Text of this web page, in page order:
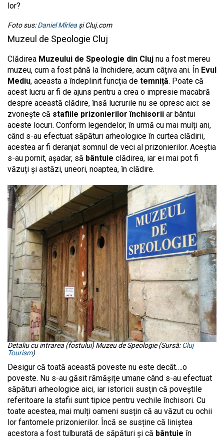
lor?
Foto sus:Daniel Mîrlea și Cluj.com
Muzeul de Speologie Cluj
Clădirea Muzeului de Speologie din Cluj nu a fost mereu
muzeu, cum a fost până la închidere, acum câțiva ani. În Evul
Mediu, aceasta a îndeplinit funcția de temniță. Poate că
acest lucru ar fi de ajuns pentru a crea o impresie macabră
despre această clădire, însă lucrurile nu se opresc aici: se
zvonește că stafiile prizonierilor închisorii ar bântui
aceste locuri. Conform legendelor, în urmă cu mai mulți ani,
când s-au efectuat săpături arheologice în curtea clădirii,
acestea ar fi deranjat somnul de veci al prizonierilor. Aceștia
s-au pornit, așadar, să bântuie clădirea, iar ei mai pot fi
văzuți și astăzi, uneori, noaptea, în clădire.
Detaliu cu intrarea (fostului) Muzeu de Speologie (Sursă:Cluj
Tourism)
Desigur că toată această poveste nu este decât….o
poveste. Nu s-au găsit rămășițe umane când s-au efectuat
săpături arheologice aici, iar istoricii susțin că poveștile
referitoare la stafii sunt tipice pentru vechile închisori. Cu
toate acestea, mai mulți oameni susțin că au văzut cu ochii
lor fantomele prizonierilor. Încă se susține că liniștea
acestora a fost tulburată de săpături și că bântuie în